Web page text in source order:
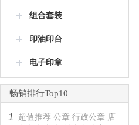
组合套装
印油印台
电子印章
畅销排行Top10
1
超值推荐 公章 行政公章 店